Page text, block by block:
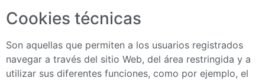
Cookies técnicas
Son aquellas que permiten a los usuarios registrados
navegar a través del sitio Web, del área restringida y a
utilizar sus diferentes funciones, como por ejemplo, el